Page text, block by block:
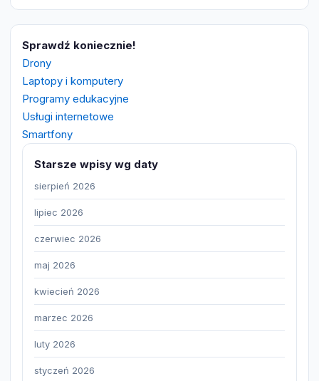
Sprawdź koniecznie!
Drony
Laptopy i komputery
Programy edukacyjne
Usługi internetowe
Smartfony
Starsze wpisy wg daty
sierpień 2026
lipiec 2026
czerwiec 2026
maj 2026
kwiecień 2026
marzec 2026
luty 2026
styczeń 2026